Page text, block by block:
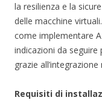
la resilienza e la
delle macchine
come implementare
indicazioni da
grazie
Requisiti di